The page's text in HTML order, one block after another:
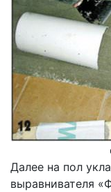
Далее на пол
выравнивателя